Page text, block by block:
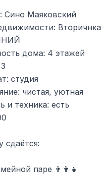
Сино Маяковский
Вторичнка
дома: 4 этажей
студия
чистая, уютная
и техника: есть
сдаётся:
паре 👨‍👩‍👧